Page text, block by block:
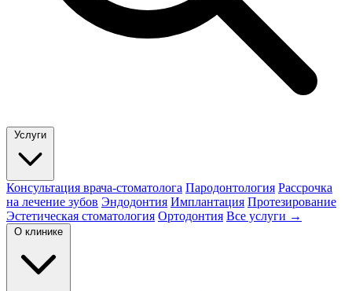
Услуги
Консультация врача-стоматолога Пародонтология Рассрочка
на лечение зубов Эндодонтия Имплантация Протезирование
Эстетическая стоматология Ортодонтия Все услуги →
О клинике